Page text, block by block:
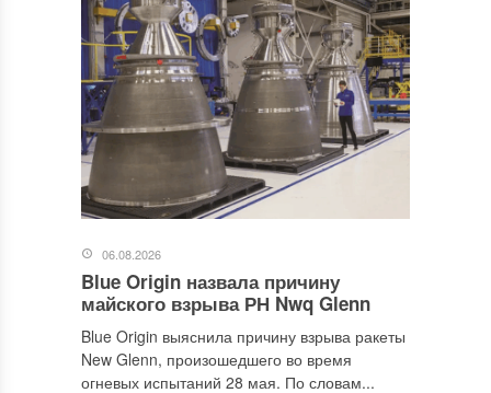
06.08.2026
Blue Origin назвала причину
майского взрыва РН Nwq Glenn
Blue Origin выяснила причину взрыва ракеты
New Glenn, произошедшего во время
огневых испытаний 28 мая. По словам...